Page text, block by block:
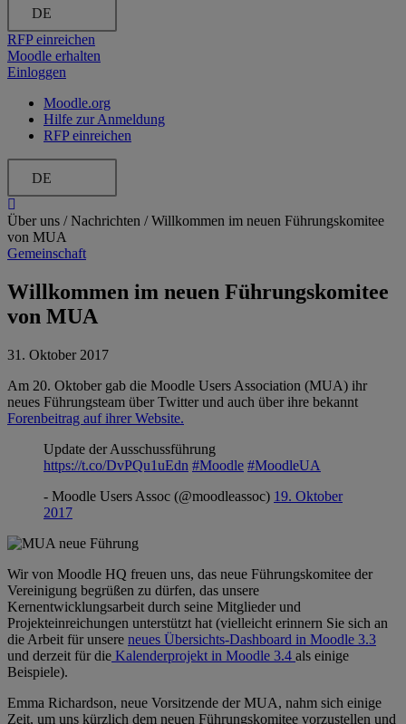
DE
RFP einreichen
Moodle erhalten
Einloggen
Moodle.org
Hilfe zur Anmeldung
RFP einreichen
DE
Über uns /Nachrichten /Willkommen im neuen Führungskomitee
von MUA
Gemeinschaft
Willkommen im neuen Führungskomitee
von MUA
31. Oktober 2017
Am 20. Oktober gab die Moodle Users Association (MUA) ihr
neues Führungsteam über Twitter und auch über ihre bekannt
Forenbeitrag auf ihrer Website.
Update der Ausschussführung
https://t.co/DvPQu1uEdn #Moodle #MoodleUA
- Moodle Users Assoc (@moodleassoc) 19. Oktober
2017
Wir von Moodle HQ freuen uns, das neue Führungskomitee der
Vereinigung begrüßen zu dürfen, das unsere
Kernentwicklungsarbeit durch seine Mitglieder und
Projekteinreichungen unterstützt hat (vielleicht erinnern Sie sich an
die Arbeit für unsere neues Übersichts-Dashboard in Moodle 3.3
und derzeit für die Kalenderprojekt in Moodle 3.4 als einige
Beispiele).
Emma Richardson, neue Vorsitzende der MUA, nahm sich einige
Zeit, um uns kürzlich dem neuen Führungskomitee vorzustellen und